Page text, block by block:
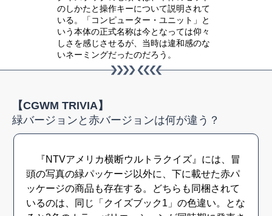
のしかたと操作キーについて説明されて
いる。「コンピューター・ユニット」と
いう本体の正式名称は今となっては仰々
しさを感じさせるが、当時は違和感のな
いネーミングだったのだろう。
【CGWM TRIVIA】
緑バージョンと赤バージョンは何が違う？
『NTVアメリカ横断ウルトラクイズ』には、冒
頭の写真の緑パッケージ以外に、下に載せた赤パ
ッケージの商品も存在する。どちらも同梱されて
いるのは、同じ「クイズブック1」の色違い。とな